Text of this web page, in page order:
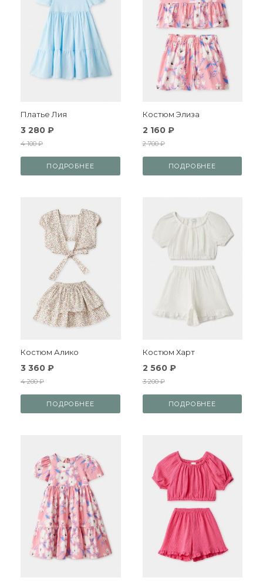
Платье Лия
3 280 ₽
4 100 ₽
ПОДРОБНЕЕ
Костюм Элиза
2 160 ₽
2 700 ₽
ПОДРОБНЕЕ
Костюм Алико
3 360 ₽
4 200 ₽
ПОДРОБНЕЕ
Костюм Харт
2 560 ₽
3 200 ₽
ПОДРОБНЕЕ